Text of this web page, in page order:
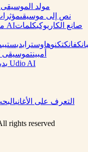
مولد الموسيقى
نص إلى موسيقى
مزيل الصوت AI صانع الكاريوكيكلمات
بانكفانكتكنوهاوسترابدبستيب
أمبينتموسيقى
بديل Udio AI
التعرف على الأغاني
rights reserved